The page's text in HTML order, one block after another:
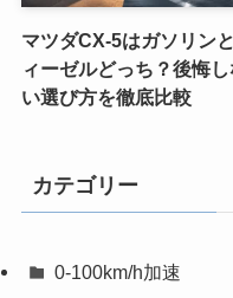
マツダCX-5はガソリン
ィーゼルどっち？後悔
い選び方を徹底比較
カテゴリー
0-100km/h加速